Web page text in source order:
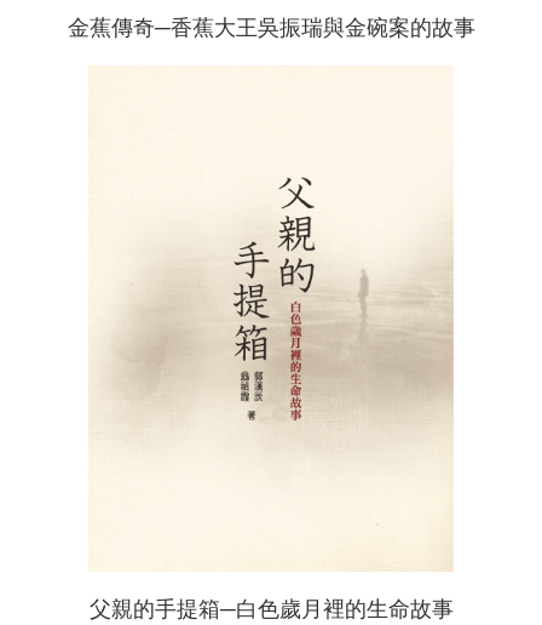
金蕉傳奇─香蕉大王吳振瑞與金碗案的故事
父親的手提箱─白色歲月裡的生命故事